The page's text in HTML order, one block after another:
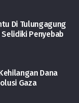
Di Tulungagung
Penyebab
Dana
Gaza